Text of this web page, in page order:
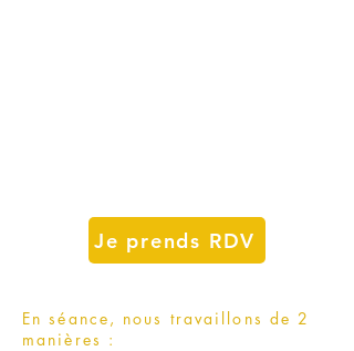
Je prends RDV
En séance, nous travaillons de 2
manières :